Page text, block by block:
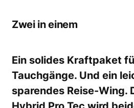
Zwei in einem
Ein solides Kraftpaket
Tauchgänge. Und ein
sparendes Reise-Wing.